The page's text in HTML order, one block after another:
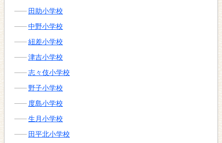
田助小学校
中野小学校
紐差小学校
津吉小学校
志々伎小学校
野子小学校
度島小学校
生月小学校
田平北小学校